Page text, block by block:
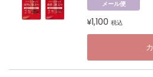
メール便
¥1,100 税込